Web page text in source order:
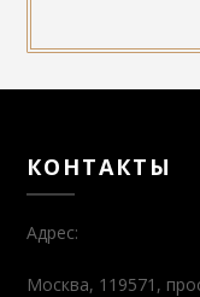
КОНТАКТЫ
Адрес:
Москва, 119571,